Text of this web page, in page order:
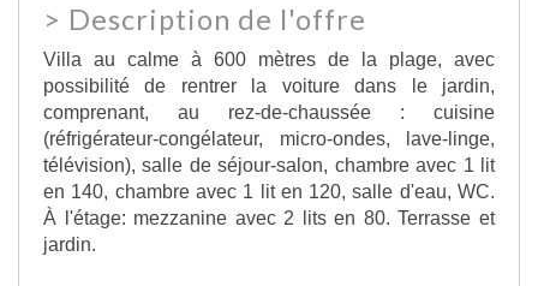
> Description de l'offre
Villa au calme à 600 mètres de la plage, avec
possibilité de rentrer la voiture dans le jardin,
comprenant, au rez-de-chaussée : cuisine
(réfrigérateur-congélateur, micro-ondes, lave-linge,
télévision), salle de séjour-salon, chambre avec 1 lit
en 140, chambre avec 1 lit en 120, salle d'eau, WC.
À l'étage: mezzanine avec 2 lits en 80. Terrasse et
jardin.